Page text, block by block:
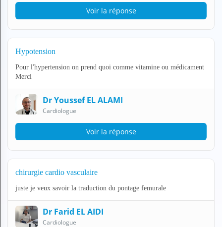
M
FR Français
Se connecter
Voir la réponse
Hypotension
Pour l'hypertension on prend quoi comme vitamine ou médicament
Merci
Dr Youssef EL ALAMI
Cardiologue
Voir la réponse
chirurgie cardio vasculaire
juste je veux savoir la traduction du pontage femurale
Dr Farid EL AIDI
Cardiologue